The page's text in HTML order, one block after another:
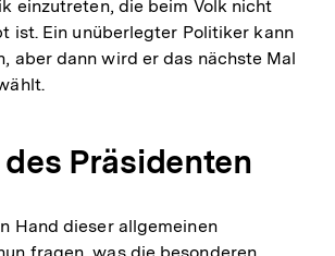
einzutreten, die beim Volk nicht
ist. Ein unüberlegter Politiker kann
aber dann wird er das nächste Mal
des Präsidenten
Hand dieser allgemeinen
fragen, was die besonderen